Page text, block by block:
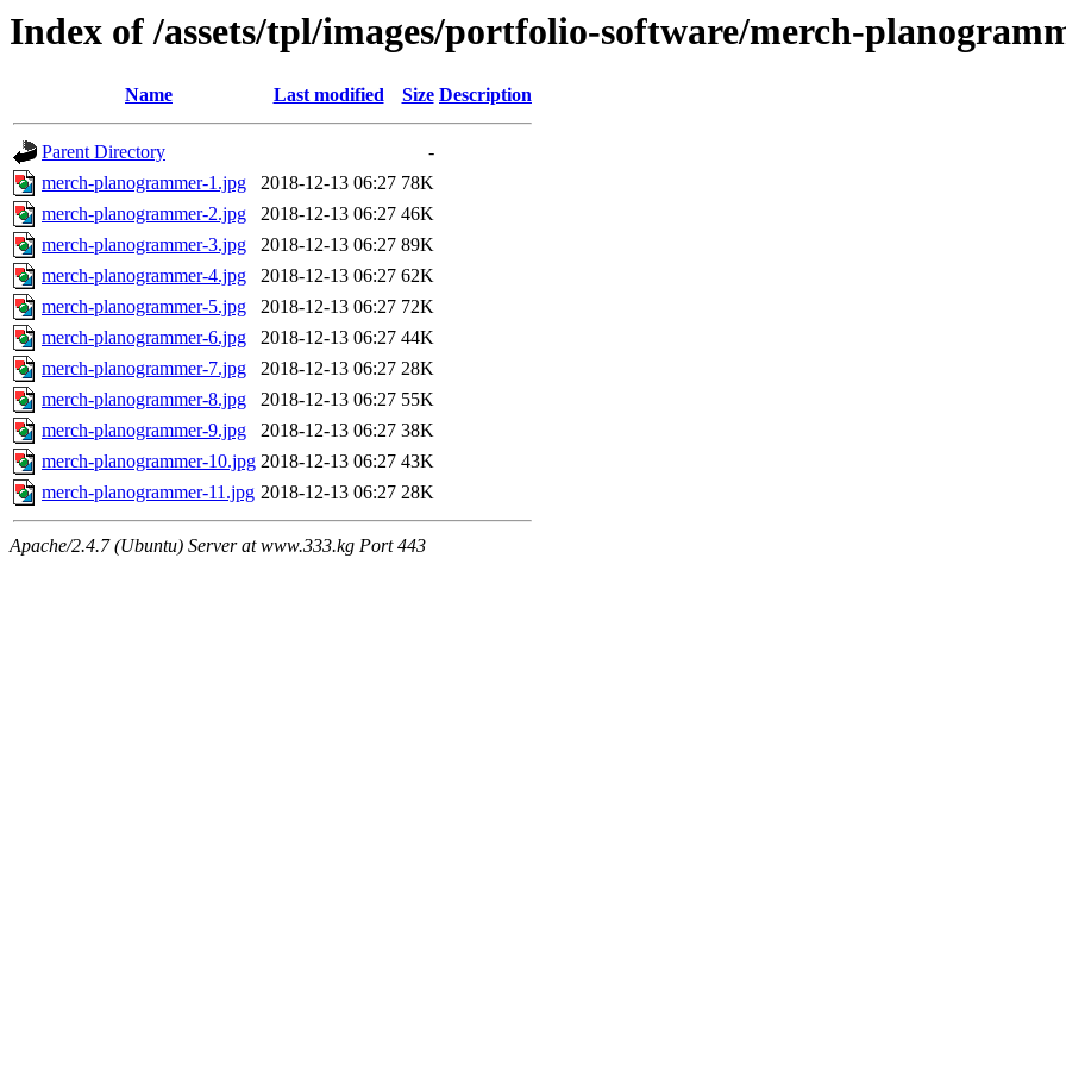
Index of /assets/tpl/images/portfolio-software/merch-
Name Last modified Size Description
Parent Directory
-
merch-planogrammer-1.jpg
2018-12-13 06:27 78K
merch-planogrammer-2.jpg
2018-12-13 06:27 46K
merch-planogrammer-3.jpg
2018-12-13 06:27 89K
merch-planogrammer-4.jpg
2018-12-13 06:27 62K
merch-planogrammer-5.jpg
2018-12-13 06:27 72K
merch-planogrammer-6.jpg
2018-12-13 06:27 44K
merch-planogrammer-7.jpg
2018-12-13 06:27 28K
merch-planogrammer-8.jpg
2018-12-13 06:27 55K
merch-planogrammer-9.jpg
2018-12-13 06:27 38K
merch-planogrammer-10.jpg 2018-12-13 06:27 43K
merch-planogrammer-11.jpg 2018-12-13 06:27 28K
Apache/2.4.7 (Ubuntu) Server at www.333.kg Port 443